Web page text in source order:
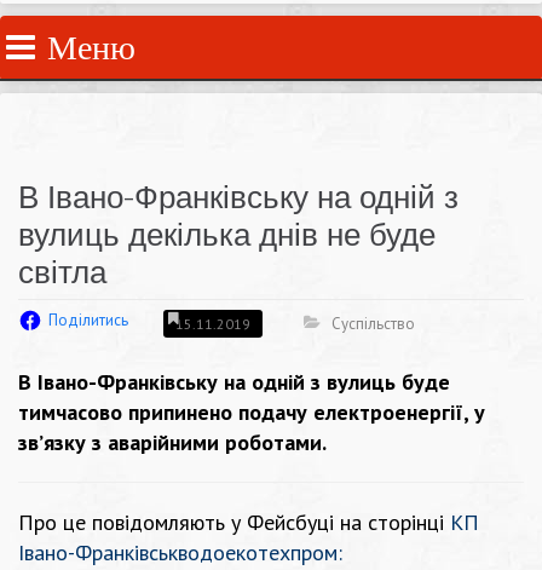
Меню
В Івано-Франківську на одній з
вулиць декілька днів не буде
світла
Поділитись 15.11.2019 Суспільство
В Івано-Франківську на одній з вулиць буде
тимчасово припинено подачу електроенергії, у
зв’язку з аварійними роботами.
Про це повідомляють у Фейсбуці на сторінці КП
Івано-Франківськводоекотехпром: